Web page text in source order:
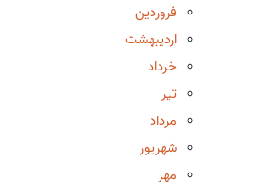
فروردین
اردیبهشت
خرداد
تیر
مرداد
شهریور
مهر